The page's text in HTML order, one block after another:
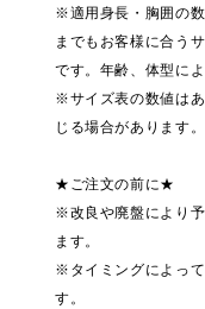
※適用身長・胸囲の
までもお客様に合う
です。年齢、体型に
※サイズ表の数値は
じる場合があります。
★ご注文の前に★
※改良や廃盤により
ます。
※タイミングによっ
す。